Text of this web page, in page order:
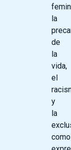
la
de
la
vida,
el
y
la
como